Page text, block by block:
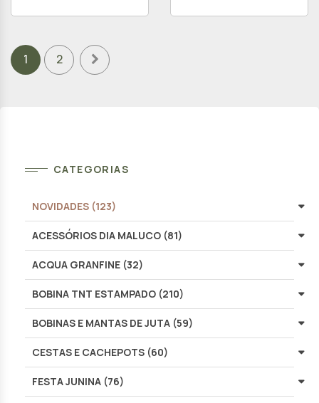
1 2
CATEGORIAS
NOVIDADES (123)
ACESSÓRIOS DIA MALUCO (81)
ACQUA GRANFINE (32)
BOBINA TNT ESTAMPADO (210)
BOBINAS E MANTAS DE JUTA (59)
CESTAS E CACHEPOTS (60)
FESTA JUNINA (76)